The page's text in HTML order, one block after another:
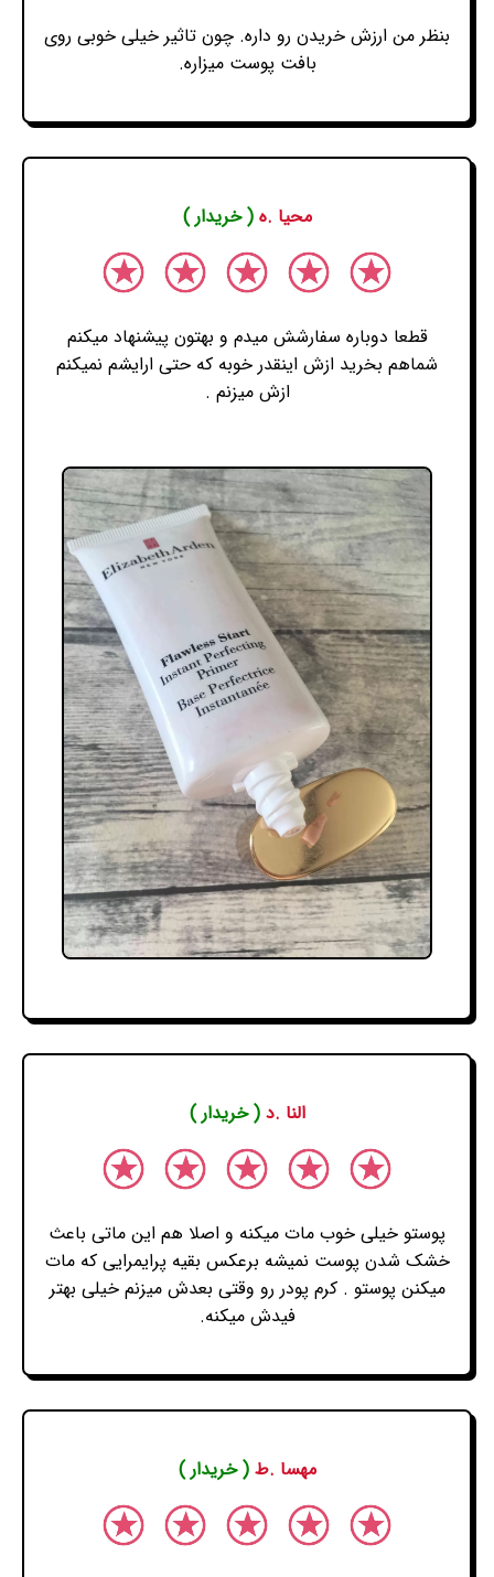
بنظر من ارزش خریدن رو داره. چون تاثیر خیلی خوبی روی
بافت پوست میزاره.
محیا .ه( خریدار )
قطعا دوباره سفارشش میدم و بهتون پیشنهاد میکنم
شماهم بخرید ازش اینقدر خوبه که حتی ارایشم نمیکنم
ازش میزنم .
النا .د( خریدار )
پوستو خیلی خوب مات میکنه و اصلا هم این ماتی باعث
خشک شدن پوست نمیشه برعکس بقیه پرایمرایی که مات
میکنن پوستو . کرم پودر رو وقتی بعدش میزنم خیلی بهتر
فیدش میکنه.
مهسا .ط( خریدار )